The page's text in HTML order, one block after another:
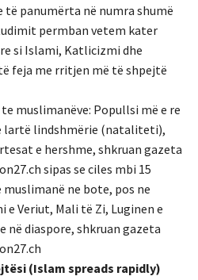
të panumërta në numra shumë
permban vetem kater
si Islami, Katlicizmi dhe
feja me rritjen më të shpejtë
muslimanëve: Popullsi më e re
lartë lindshmërie (nataliteti),
e hershme, shkruan gazeta
sipas se ciles mbi 15
ne bote, pos ne
e Veriut, Mali të Zi, Luginen e
në diaspore, shkruan gazeta
(Islam spreads rapidly)